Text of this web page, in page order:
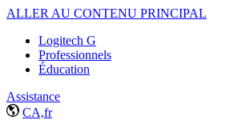
ALLER AU CONTENU PRINCIPAL
Logitech G
Professionnels
Éducation
Assistance
CA,fr